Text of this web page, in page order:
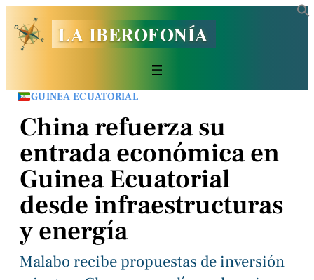
LA IBEROFONÍA
GUINEA ECUATORIAL
China refuerza su
entrada económica en
Guinea Ecuatorial
desde infraestructuras
y energía
Malabo recibe propuestas de inversión